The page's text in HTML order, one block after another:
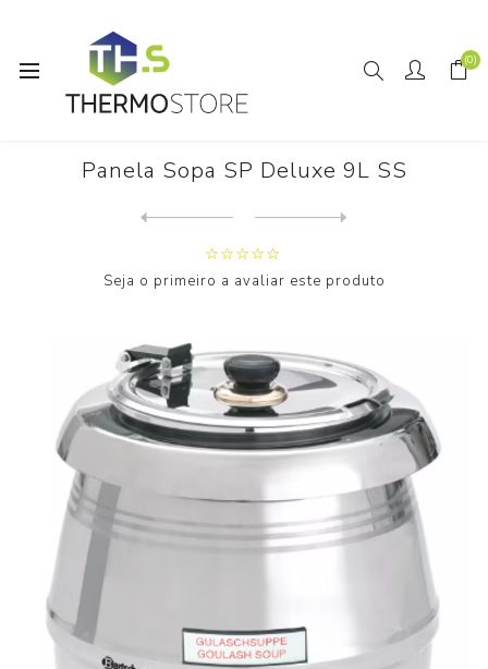
(0)
Início Horeca Panela Sopa SP Deluxe 9L SS
Panela Sopa SP Deluxe 9L SS
Seja o primeiro a avaliar este produto